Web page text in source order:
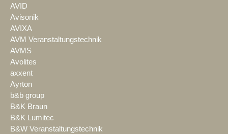
AVID
Avisonik
AVIXA
AVM Veranstaltungstechnik
AVMS
Avolites
axxent
Ayrton
b&b group
B&K Braun
B&K Lumitec
B&W Veranstaltungstechnik